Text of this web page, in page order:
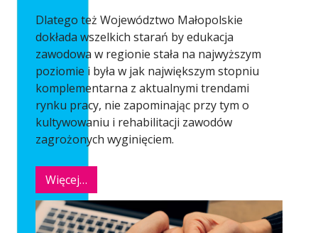
Dlatego też Województwo Małopolskie
dokłada wszelkich starań by edukacja
zawodowa w regionie stała na najwyższym
poziomie i była w jak największym stopniu
komplementarna z aktualnymi trendami
rynku pracy, nie zapominając przy tym o
kultywowaniu i rehabilitacji zawodów
zagrożonych wyginięciem.
Więcej…